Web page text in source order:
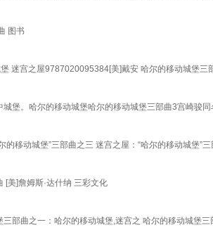
图书
迷宫之屋9787020095384[美]戴安 哈尔的移动城堡三
城堡。哈尔的移动城堡哈尔的移动城堡三部曲3宫崎骏
的移动城堡”三部曲之三 迷宫之屋：“哈尔的移动城堡”
[美]詹姆斯·达什纳 三彩文化
三部曲之一：哈尔的移动城堡,迷宫之 哈尔的移动城堡